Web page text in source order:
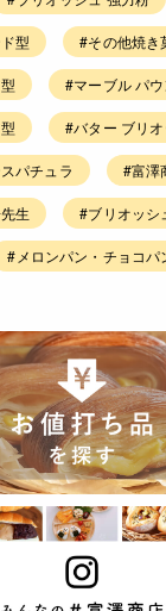
型 #その他焼き
#マーブル パ
#バター ブリオ
パチュラ #富澤
生 #ブリオッシ
#メロンパン・チョコパ